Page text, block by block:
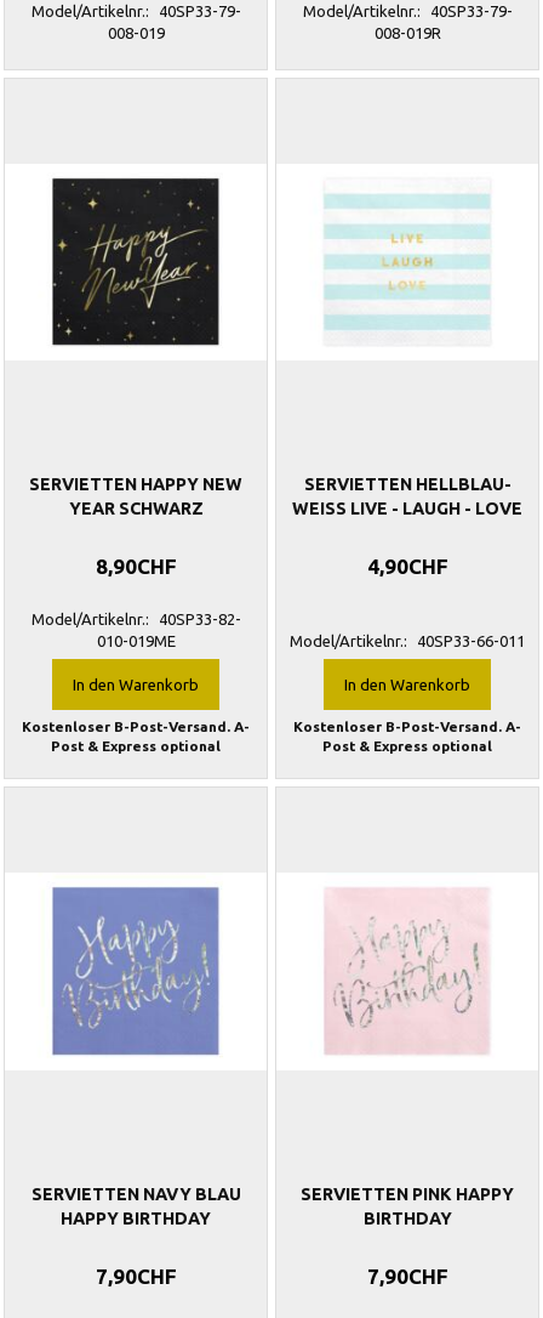
Model/Artikelnr.:
40SP33-79-
008-019
Model/Artikelnr.:
40SP33-79-
008-019R
SERVIETTEN HAPPY NEW
YEAR SCHWARZ
8,90CHF
Model/Artikelnr.:
40SP33-82-
010-019ME
In den Warenkorb
Kostenloser B-Post-Versand. A-
Post & Express optional
SERVIETTEN HELLBLAU-
WEISS LIVE - LAUGH - LOVE
4,90CHF
Model/Artikelnr.: 40SP33-66-011
In den Warenkorb
Kostenloser B-Post-Versand. A-
Post & Express optional
SERVIETTEN NAVY BLAU
HAPPY BIRTHDAY
7,90CHF
SERVIETTEN PINK HAPPY
BIRTHDAY
7,90CHF